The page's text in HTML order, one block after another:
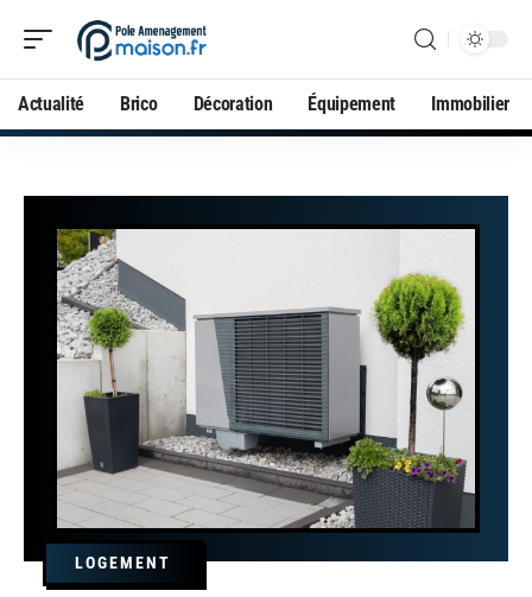
Actualité Brico Décoration Équipement Immobilier
LOGEMENT